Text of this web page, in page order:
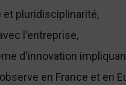
et pluridisciplinarité,
l'entreprise,
d'innovation
en France et en